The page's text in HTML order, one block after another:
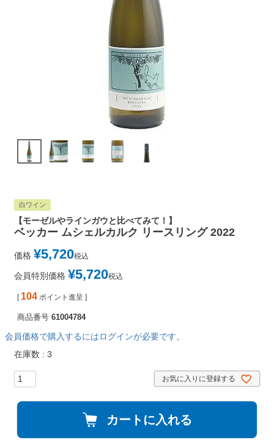
白ワイン
【モーゼルやラインガウと比べてみて！】
ベッカー ムシェルカルク リースリング 2022
価格 ¥5,720税込
会員特別価格 ¥5,720税込
[ 104 ポイント進呈 ]
商品番号 61004784
会員価格で購入するにはログインが必要です。
在庫数
3
お気に入りに登録する
カートに入れる